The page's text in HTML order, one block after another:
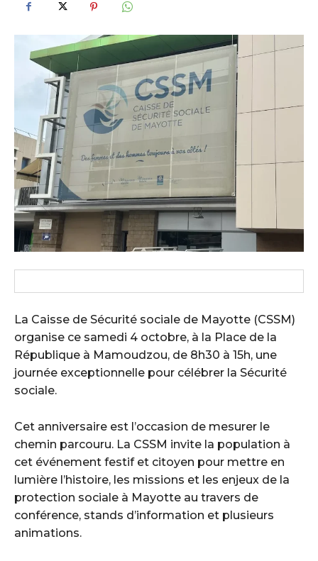
La Caisse de Sécurité sociale de Mayotte (CSSM)
organise ce samedi 4 octobre, à la Place de la
République à Mamoudzou, de 8h30 à 15h, une
journée exceptionnelle pour célébrer la Sécurité
sociale.
Cet anniversaire est l’occasion de mesurer le
chemin parcouru. La CSSM invite la population à
cet événement festif et citoyen pour mettre en
lumière l’histoire, les missions et les enjeux de la
protection sociale à Mayotte au travers de
conférence, stands d’information et plusieurs
animations.